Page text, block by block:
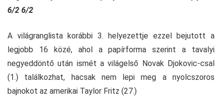
6/2 6/2
A világranglista korábbi 3. helyezettje ezzel bejutott a
legjobb 16 közé, ahol a papírforma szerint a tavalyi
negyeddöntő után ismét a világelső Novak Djokovic-csal
(1.) találkozhat, hacsak nem lepi meg a nyolcszoros
bajnokot az amerikai Taylor Fritz (27.)